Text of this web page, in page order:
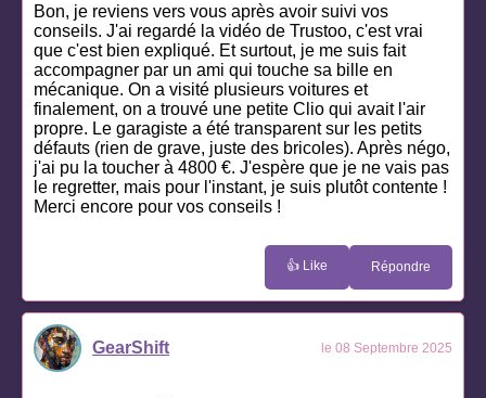
Bon, je reviens vers vous après avoir suivi vos
conseils. J'ai regardé la vidéo de Trustoo, c'est vrai
que c'est bien expliqué. Et surtout, je me suis fait
accompagner par un ami qui touche sa bille en
mécanique. On a visité plusieurs voitures et
finalement, on a trouvé une petite Clio qui avait l'air
propre. Le garagiste a été transparent sur les petits
défauts (rien de grave, juste des bricoles). Après négo,
j'ai pu la toucher à 4800 €. J'espère que je ne vais pas
le regretter, mais pour l'instant, je suis plutôt contente !
Merci encore pour vos conseils !
👍 Like Répondre
GearShift le 08 Septembre 2025